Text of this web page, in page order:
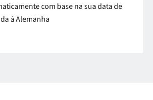
com base na sua data de
à Alemanha